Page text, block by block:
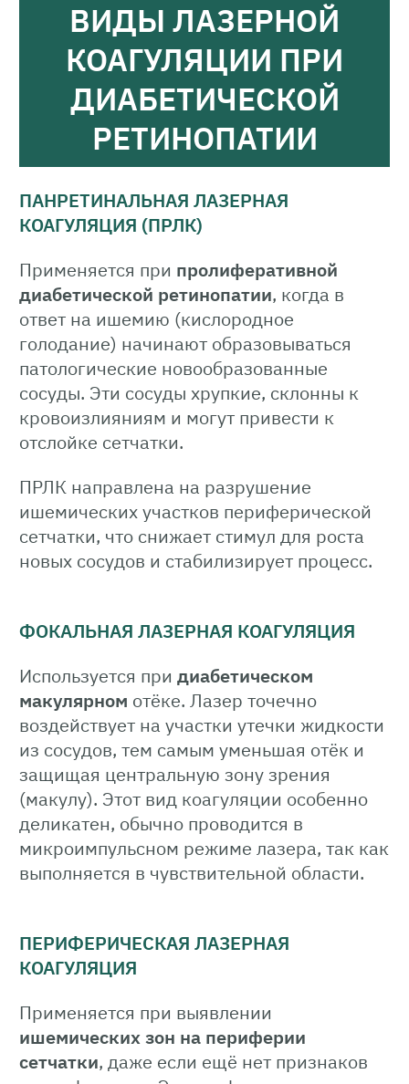
ВИДЫ ЛАЗЕРНОЙ
КОАГУЛЯЦИИ ПРИ
ДИАБЕТИЧЕСКОЙ
РЕТИНОПАТИИ
ПАНРЕТИНАЛЬНАЯ ЛАЗЕРНАЯ
КОАГУЛЯЦИЯ (ПРЛК)
Применяется при пролиферативной
диабетической ретинопатии, когда в
ответ на ишемию (кислородное
голодание) начинают образовываться
патологические новообразованные
сосуды. Эти сосуды хрупкие, склонны к
кровоизлияниям и могут привести к
отслойке сетчатки.
ПРЛК направлена на разрушение
ишемических участков периферической
сетчатки, что снижает стимул для роста
новых сосудов и стабилизирует процесс.
ФОКАЛЬНАЯ ЛАЗЕРНАЯ КОАГУЛЯЦИЯ
Используется при диабетическом
макулярном отёке. Лазер точечно
воздействует на участки утечки жидкости
из сосудов, тем самым уменьшая отёк и
защищая центральную зону зрения
(макулу). Этот вид коагуляции особенно
деликатен, обычно проводится в
микроимпульсном режиме лазера, так как
выполняется в чувствительной области.
ПЕРИФЕРИЧЕСКАЯ ЛАЗЕРНАЯ
КОАГУЛЯЦИЯ
Применяется при выявлении
ишемических зон на периферии
сетчатки, даже если ещё нет признаков